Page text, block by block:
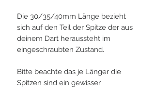
Die 30/35/40mm Länge bezieht
sich auf den Teil der Spitze der aus
deinem Dart heraussteht im
eingeschraubten Zustand.
Bitte beachte das je Länger die
Spitzen sind ein gewisser